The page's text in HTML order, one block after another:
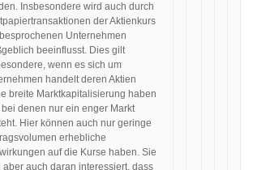
Insbesondere wird auch durch
der Aktienkurs
Unternehmen
beeinflusst. Dies gilt
wenn es sich um
handelt deren Aktien
breite Marktkapitalisierung haben
denen nur ein enger Markt
Hier können auch nur geringe
erhebliche
auf die Kurse haben. Sie
aber auch daran interessiert, dass